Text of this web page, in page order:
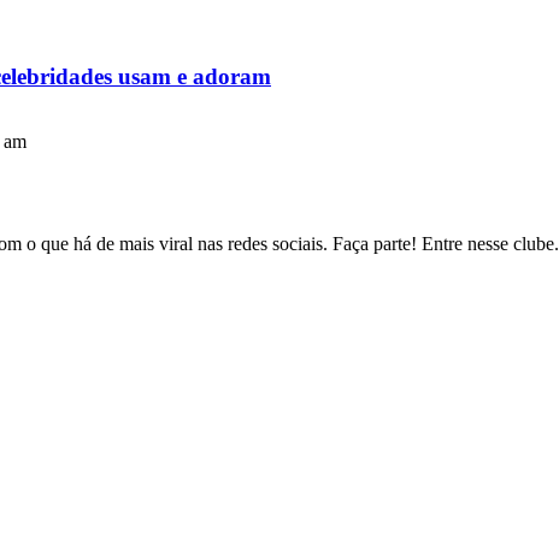
usam e adoram
o que há de mais viral nas redes sociais. Faça parte! Entre nesse clube.